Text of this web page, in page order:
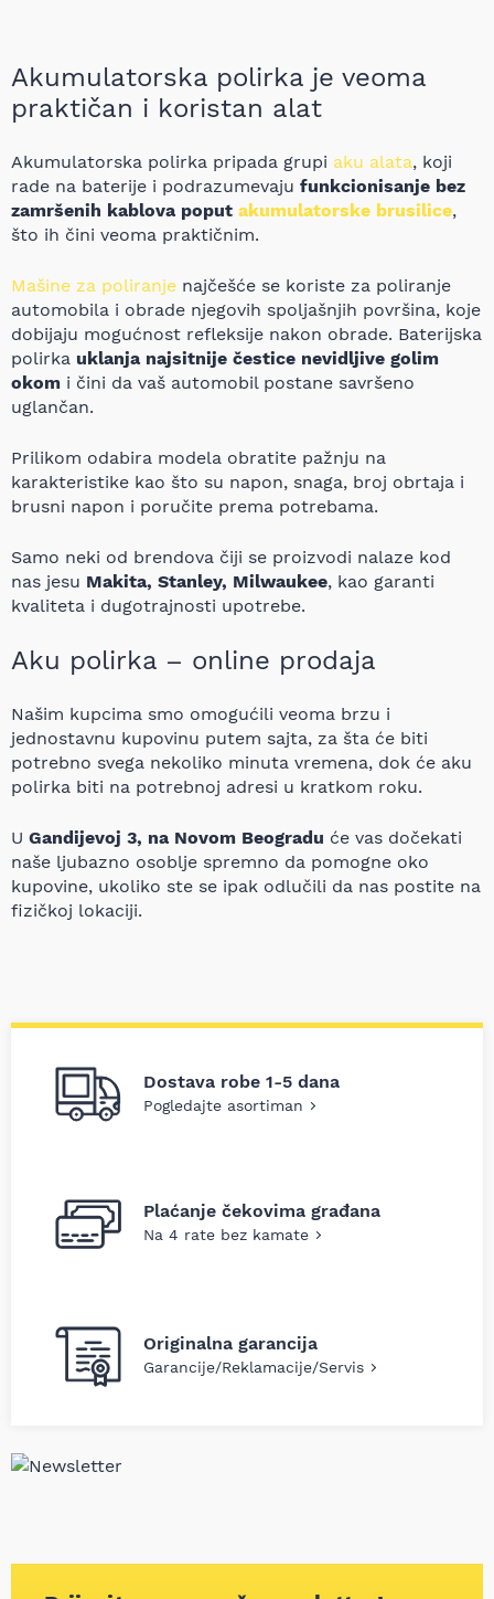
Akumulatorska polirka je veoma
praktičan i koristan alat
Akumulatorska polirka pripada grupi aku alata, koji
rade na baterije i podrazumevaju funkcionisanje bez
zamršenih kablova poput akumulatorske brusilice,
što ih čini veoma praktičnim.
Mašine za poliranje najčešće se koriste za poliranje
automobila i obrade njegovih spoljašnjih površina, koje
dobijaju mogućnost refleksije nakon obrade. Baterijska
polirka uklanja najsitnije čestice nevidljive golim
okom i čini da vaš automobil postane savršeno
uglančan.
Prilikom odabira modela obratite pažnju na
karakteristike kao što su napon, snaga, broj obrtaja i
brusni napon i poručite prema potrebama.
Samo neki od brendova čiji se proizvodi nalaze kod
nas jesu Makita, Stanley, Milwaukee, kao garanti
kvaliteta i dugotrajnosti upotrebe.
Aku polirka – online prodaja
Našim kupcima smo omogućili veoma brzu i
jednostavnu kupovinu putem sajta, za šta će biti
potrebno svega nekoliko minuta vremena, dok će aku
polirka biti na potrebnoj adresi u kratkom roku.
U Gandijevoj 3, na Novom Beogradu će vas dočekati
naše ljubazno osoblje spremno da pomogne oko
kupovine, ukoliko ste se ipak odlučili da nas postite na
fizičkoj lokaciji.
Dostava robe 1-5 dana
Pogledajte asortiman
Plaćanje čekovima građana
Na 4 rate bez kamate
Originalna garancija
Garancije/Reklamacije/Servis